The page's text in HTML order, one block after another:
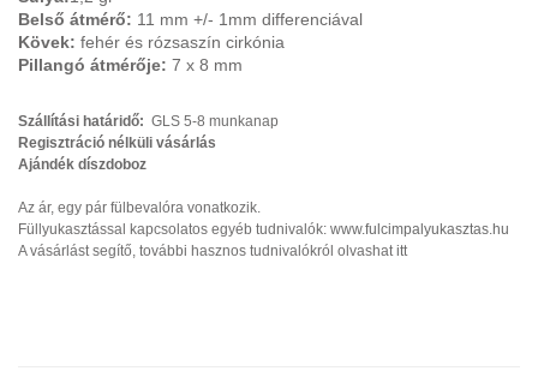
Belső átmérő: 11 mm +/- 1mm differenciával
Kövek: fehér és rózsaszín cirkónia
Pillangó átmérője: 7 x 8 mm
Szállítási határidő: GLS 5-8 munkanap
Regisztráció nélküli vásárlás
Ajándék díszdoboz
Az ár, egy pár fülbevalóra vonatkozik.
Füllyukasztással kapcsolatos egyéb tudnivalók: www.fulcimpalyukasztas.hu
A vásárlást segítő, további hasznos tudnivalókról olvashatitt